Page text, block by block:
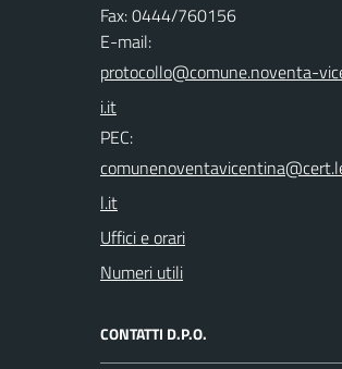
Fax: 0444/760156
E-mail:
PEC:
Uffici e orari
Numeri utili
CONTATTI D.P.O.